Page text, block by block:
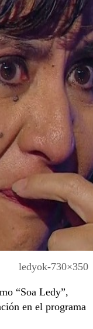
ledyok-730×350
“Soa Ledy”,
en el programa